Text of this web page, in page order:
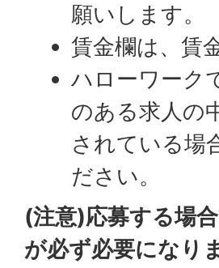
願いします。
賃金欄は、賃
ハローワーク
のある求人の
されている場
ださい。
(注意)応募する場
が必ず必要になり